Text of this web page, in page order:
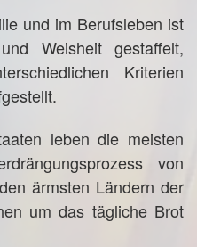
und im Berufsleben ist
Weisheit gestaffelt,
Kriterien
leben die meisten
von
ärmsten Ländern der
um das tägliche Brot